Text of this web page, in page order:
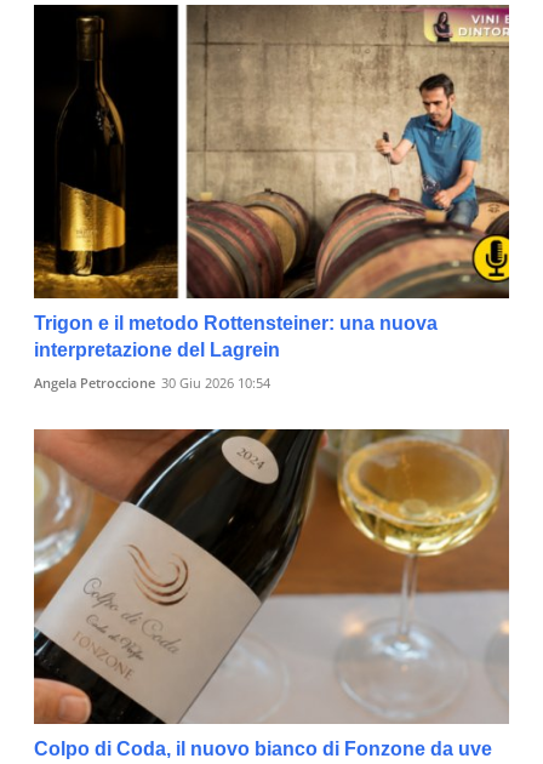
Trigon e il metodo Rottensteiner: una nuova
interpretazione del Lagrein
Angela Petroccione 30 Giu 2026 10:54
Colpo di Coda, il nuovo bianco di Fonzone da uve